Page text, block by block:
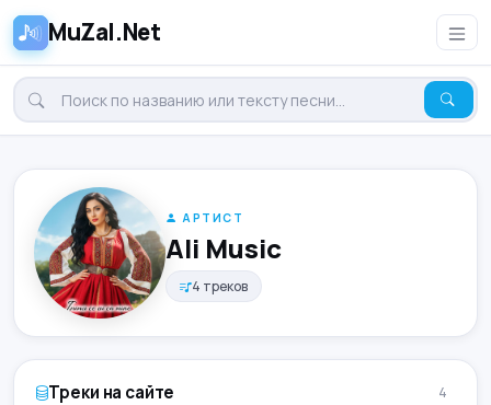
MuZal.Net
АРТИСТ
Ali Music
4 треков
Треки на сайте 4